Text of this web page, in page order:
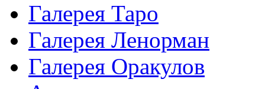
Галерея Таро
Галерея Ленорман
Галерея Оракулов